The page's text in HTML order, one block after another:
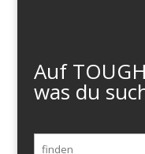
Auf
was du
Suchen